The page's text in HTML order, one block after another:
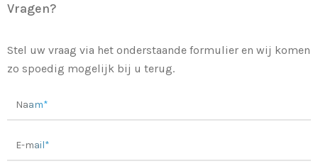
Vragen?
Stel uw vraag via het onderstaande formulier en wij komen
zo spoedig mogelijk bij u terug.